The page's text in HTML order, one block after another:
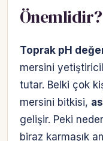
Önemlidir?
Toprak pH
mersini
tutar. Belki çok
mersini bitkisi,
gelişir. Peki
biraz karmaşık